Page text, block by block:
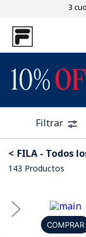
3
Filtrar
FILA - Todos
143 Productos
COMPRAR